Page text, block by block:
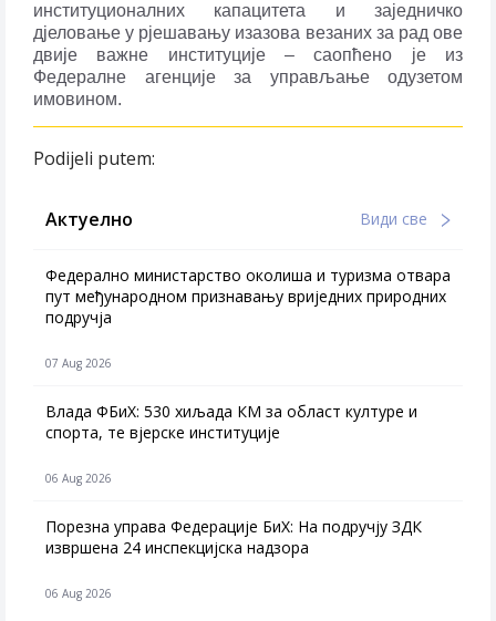
институционалних капацитета и заједничко
д‌јеловање у рјешавању изазова везаних за рад ове
двије важне институције – саопћено је из
Федералне агенције за управљање одузетом
имовином.
Podijeli putem:
Актуелно Види све
Федерално министарство околиша и туризма отвара
пут међународном признавању вриједних природних
подручја
07 Aug 2026
Влада ФБиХ: 530 хиљада КМ за област културе и
спорта, те вјерске институције
06 Aug 2026
Порезна управа Федерације БиХ: На подручју ЗДК
извршена 24 инспекцијска надзора
06 Aug 2026